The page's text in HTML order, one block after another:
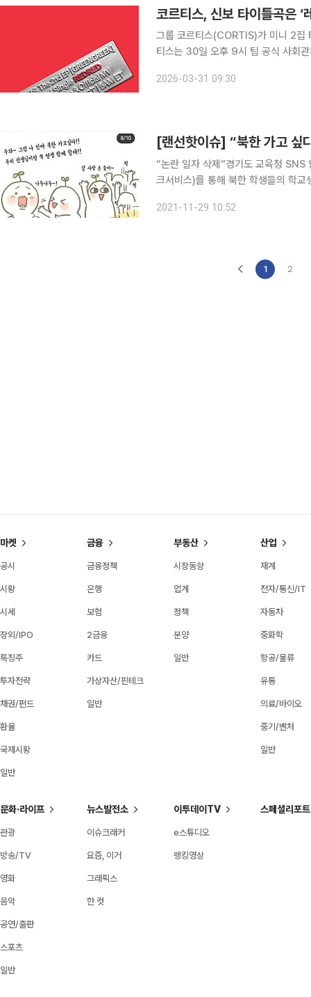
코르티스, 신보 타이틀곡은
그룹 코르티스(CORTIS)가 미니 2집 타
티스는 30일 오후 9시 팀 공식 사회
2026-03-31 09:30
“논란 일자 삭제”경기도 교육청 SNS 웹툰 ‘북한 찬양’ 논란
크서비스)를 통해 북한 학생들의 학교
북한 친구들 부럽다!’라는 제목의 웹
2021-11-29 10:52
1 2
마켓
공시
시황
시세
장외/IPO
특징주
투자전략
채권/펀드
환율
국제시황
일반
금융
금융정책
은행
보험
2금융
카드
가상자산/핀테크
일반
부동산
시장동향
업계
정책
분양
일반
산업
재계
전자/통신/IT
자동차
중화학
항공/물류
유통
의료/바이오
중기/벤처
일반
문화·라이프
관광
방송/TV
영화
음악
공연/출판
스포츠
일반
뉴스발전소
이슈크래커
요즘, 이거
그래픽스
한 컷
이투데이TV
e스튜디오
랭킹영상
스페셜리포트